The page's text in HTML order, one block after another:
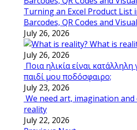
Turning an Excel Product List
Barcodes, QR Codes and
July 26, 2026
What is
July 26, 2026
Ποια ηλικία είναι κατάλληλη
παιδί μου ποδόσφαιρο;
July 23, 2026
We need art, imagination
reality
July 22, 2026